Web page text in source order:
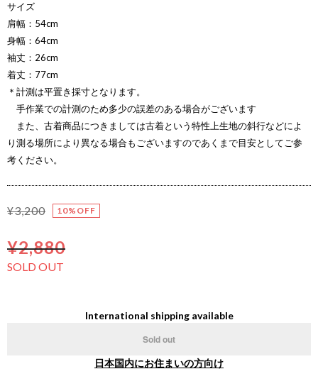
サイズ
肩幅：54cm
身幅：64cm
袖丈：26cm
着丈：77cm
＊計測は平置き採寸となります。
手作業での計測のため多少の誤差のある場合がございます
また、古着商品につきましては古着という特性上生地の斜行などによ
り測る場所により異なる場合もございますのであくまで目安としてご参
考ください。
¥3,200 10%OFF
¥2,880
SOLD OUT
International shipping available
Sold out
日本国内にお住まいの方向け